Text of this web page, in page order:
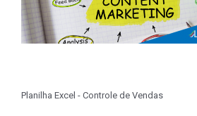
Planilha Excel - Controle de Vendas